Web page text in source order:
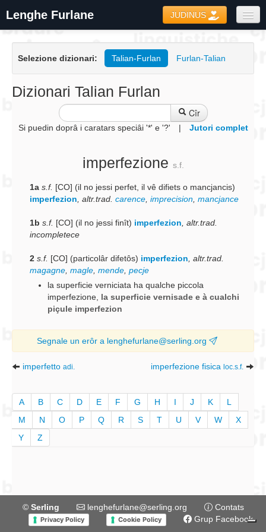
Lenghe Furlane JUDINUS
Formari
Coretôr Ortografic
Informazions
Selezione dizionari: Talian-Furlan Furlan-Talian
Dizionari Talian Furlan
Cîr
Si puedin doprâ i caratars speciâi '*' e '?' | Jutori complet
imperfezione s.f.
1a s.f. [CO] (il no jessi perfet, il vê difiets o mancjancis)
imperfezion altr.trad. carence imprecision mancjance
1b s.f. [CO] (il no jessi finît) imperfezion altr.trad.
incompletece
2 s.f. [CO] (particolâr difetôs) imperfezion altr.trad.
magagne magle mende pecje
la superficie verniciata ha qualche piccola
imperfezione la superficie vernisade e à cualchi
piçule imperfezion
Segnale un erôr a lenghefurlane@serling.org
imperfetto adi. imperfezione fisica loc.s.f.
A B C D E F G H I J K
L
M
N O P Q R S T U V W
X
Y
Z
© Serling lenghefurlane@serling.org Contats
Privacy Policy Cookie Policy Grup Facebook